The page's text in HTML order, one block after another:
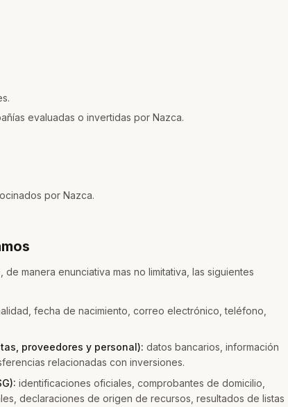
evaluadas o invertidas por Nazca.
por Nazca.
manera enunciativa mas no limitativa, las siguientes
fecha de nacimiento, correo electrónico, teléfono,
proveedores y personal): datos bancarios, información
relacionadas con inversiones.
identificaciones oficiales, comprobantes de domicilio,
declaraciones de origen de recursos, resultados de listas